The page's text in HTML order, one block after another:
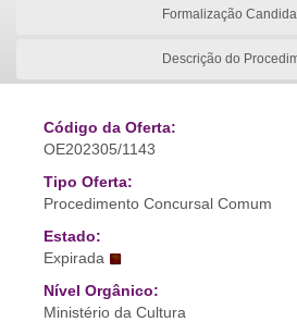
Formalização
Descrição do
Código da Oferta:
OE202305/1143
Tipo Oferta:
Procedimento Concursal Comum
Estado:
Expirada
Nível Orgânico:
Ministério da Cultura